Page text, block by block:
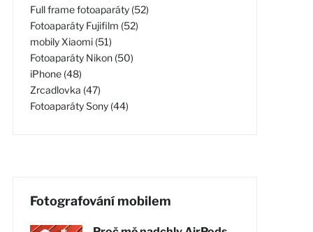
Full frame fotoaparáty (52)
Fotoaparáty Fujifilm (52)
mobily Xiaomi (51)
Fotoaparáty Nikon (50)
iPhone (48)
Zrcadlovka (47)
Fotoaparáty Sony (44)
Fotografování mobilem